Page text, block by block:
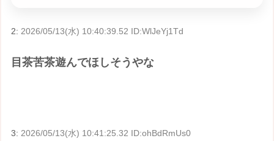
2: 2026/05/13(水) 10:40:39.52 ID:WlJeYj1Td
目茶苦茶遊んでほしそうやな
3: 2026/05/13(水) 10:41:25.32 ID:ohBdRmUs0